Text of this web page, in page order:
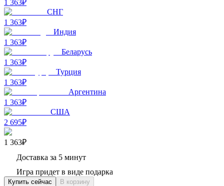
1 363₽
СНГ
1 363₽
Индия
1 363₽
Беларусь
1 363₽
Турция
1 363₽
Аргентина
1 363₽
США
2 695₽
1 363₽
Доставка за 5 минут
Игра придет в виде подарка
Купить сейчас В корзину